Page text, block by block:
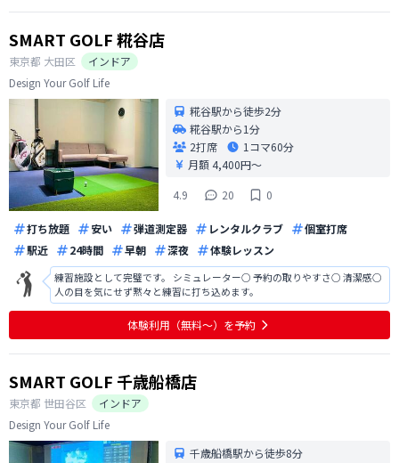
SMART GOLF 糀谷店
東京都 大田区
インドア
Design Your Golf Life
糀谷駅から徒歩2分
糀谷駅から1分
2打席
1コマ60分
月額 4,400円〜
4.9
20 0
打ち放題 安い 弾道測定器 レンタルクラブ
個室打席
駅近
24時間 早朝 深夜 体験レッスン
練習施設として完璧です。 シミュレーター○ 予約の取りやすさ○ 清潔感○
人の目を気にせず黙々と練習に打ち込めます。
体験利用（無料〜）を予約
SMART GOLF 千歳船橋店
東京都 世田谷区
インドア
Design Your Golf Life
千歳船橋駅から徒歩8分